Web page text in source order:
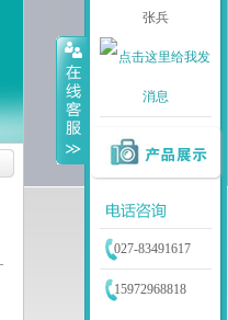
张兵
027-83491617
15972968818